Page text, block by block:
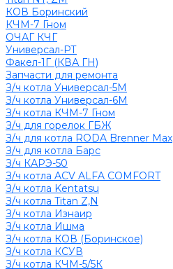
КОВ Боринский
КЧМ-7 Гном
ОЧАГ КЧГ
Универсал-РТ
Факел-1Г (КВА ГН)
Запчасти для ремонта
З/ч котла Универсал-5М
З/ч котла Универсал-6М
З/ч котла КЧМ-7 Гном
З/ч для горелок ГБЖ
З/ч для котла RODA Brenner Max
З/ч для котла Барс
З/ч КАРЭ-50
З/ч котла ACV ALFA COMFORT
З/ч котла Kentatsu
З/ч котла Titan Z,N
З/ч котла Изнаир
З/ч котла Ишма
З/ч котла КОВ (Боринское)
З/ч котла КСУВ
З/ч котла КЧМ-5/5К